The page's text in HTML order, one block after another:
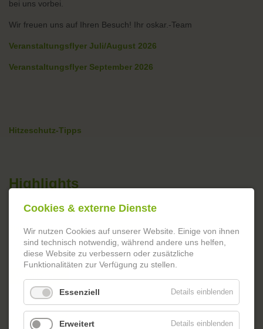
bei uns vorbei.
Wir freuen uns auf Ihren Besuch! Ihr oskar.-Team
Veranstaltungsflyer Juli/August 2026
Veranstaltungsflyer September 2026
Hitzeschutz-Tipps
Highlights
Spieleabend für Menschen mit Autismus
Menschen
mit
Autismus
Handarbeits-Café
Cookies & externe Dienste
Wir nutzen Cookies auf unserer Website. Einige von ihnen
sind technisch notwendig, während andere uns helfen,
diese Website zu verbessern oder zusätzliche
Funktionalitäten zur Verfügung zu stellen.
Essenziell Details einblenden
Erweitert Details einblenden